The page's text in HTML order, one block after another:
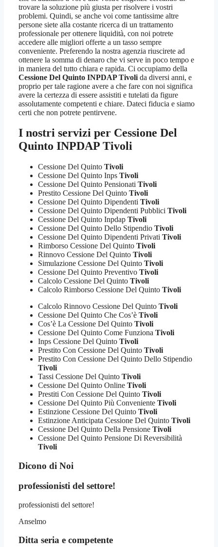
trovare la soluzione più giusta per risolvere i vostri
problemi. Quindi, se anche voi come tantissime altre
persone siete alla costante ricerca di un trattamento
professionale per ottenere liquidità, con noi potrete
accedere alle migliori offerte a un tasso sempre
conveniente. Preferendo la nostra agenzia riuscirete ad
ottenere la somma di denaro che vi serve in poco tempo e
in maniera del tutto chiara e rapida. Ci occupiamo della
Cessione Del Quinto INPDAP Tivoli da diversi anni, e
proprio per tale ragione avere a che fare con noi significa
avere la certezza di essere assistiti e tutelati da figure
assolutamente competenti e chiare. Dateci fiducia e siamo
certi che non potrete pentirvene.
I nostri servizi per Cessione Del
Quinto INPDAP Tivoli
Cessione Del Quinto Tivoli
Cessione Del Quinto Inps Tivoli
Cessione Del Quinto Pensionati Tivoli
Prestito Cessione Del Quinto Tivoli
Cessione Del Quinto Dipendenti Tivoli
Cessione Del Quinto Dipendenti Pubblici Tivoli
Cessione Del Quinto Inpdap Tivoli
Cessione Del Quinto Dello Stipendio Tivoli
Cessione Del Quinto Dipendenti Privati Tivoli
Rimborso Cessione Del Quinto Tivoli
Rinnovo Cessione Del Quinto Tivoli
Simulazione Cessione Del Quinto Tivoli
Cessione Del Quinto Preventivo Tivoli
Calcolo Cessione Del Quinto Tivoli
Calcolo Rimborso Cessione Del Quinto Tivoli
Calcolo Rinnovo Cessione Del Quinto Tivoli
Cessione Del Quinto Che Cos’è Tivoli
Cos’è La Cessione Del Quinto Tivoli
Cessione Del Quinto Come Funziona Tivoli
Inps Cessione Del Quinto Tivoli
Prestito Con Cessione Del Quinto Tivoli
Prestito Con Cessione Del Quinto Dello Stipendio
Tivoli
Tassi Cessione Del Quinto Tivoli
Cessione Del Quinto Online Tivoli
Prestiti Con Cessione Del Quinto Tivoli
Cessione Del Quinto Più Conveniente Tivoli
Estinzione Cessione Del Quinto Tivoli
Estinzione Anticipata Cessione Del Quinto Tivoli
Cessione Del Quinto Della Pensione Tivoli
Cessione Del Quinto Pensione Di Reversibilità
Tivoli
Dicono di Noi
professionisti del settore!
professionisti del settore!
Anselmo
Ditta seria e competente